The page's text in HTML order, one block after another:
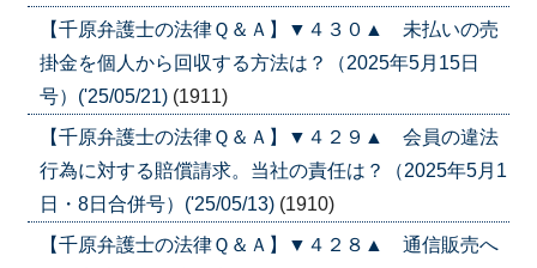
【千原弁護士の法律Ｑ＆Ａ】▼４３０▲ 未払いの売
掛金を個人から回収する方法は？（2025年5月15日
号）('25/05/21) (1911)
【千原弁護士の法律Ｑ＆Ａ】▼４２９▲ 会員の違法
行為に対する賠償請求。当社の責任は？（2025年5月1
日・8日合併号）('25/05/13) (1910)
【千原弁護士の法律Ｑ＆Ａ】▼４２８▲ 通信販売へ